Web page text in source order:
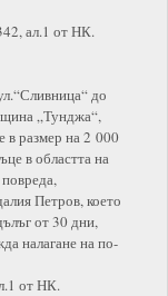
ал.1 от НК.
до
„Тунджа“,
в размер на 2 000
в областта на
Петров, което
от 30 дни,
налагане на по-
от НК.